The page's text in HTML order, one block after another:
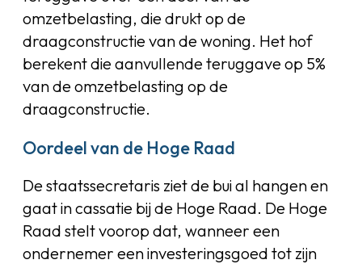
omzetbelasting, die drukt op de
draagconstructie van de woning. Het hof
berekent die aanvullende teruggave op 5%
van de omzetbelasting op de
draagconstructie.
Oordeel van de Hoge Raad
De staatssecretaris ziet de bui al hangen en
gaat in cassatie bij de Hoge Raad. De Hoge
Raad stelt voorop dat, wanneer een
ondernemer een investeringsgoed tot zijn